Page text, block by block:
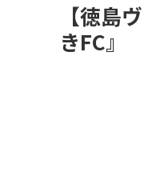
【徳島
きFC』